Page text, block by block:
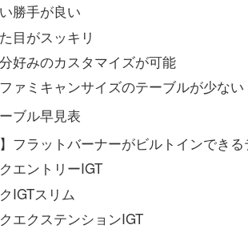
勝手が良い
目がスッキリ
好みのカスタマイズが可能
ァミキャンサイズのテーブルが少ない
ブル早見表
フラットバーナーがビルトインでき
エントリーIGT
IGTスリム
エクステンションIGT